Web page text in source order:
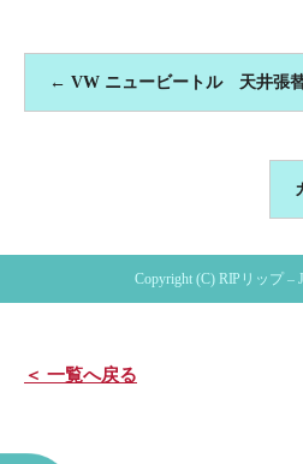
← VW ニュービートル 天井張
Copyright (C) RIPリップ –
＜ 一覧へ戻る